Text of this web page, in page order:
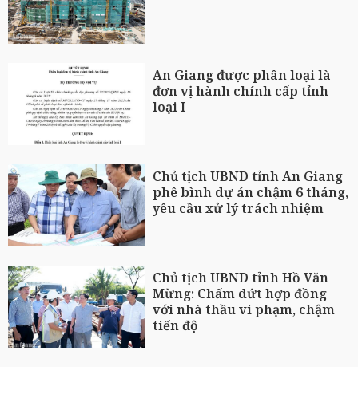
An Giang được phân loại là
đơn vị hành chính cấp tỉnh
loại I
Chủ tịch UBND tỉnh An Giang
phê bình dự án chậm 6 tháng,
yêu cầu xử lý trách nhiệm
Chủ tịch UBND tỉnh Hồ Văn
Mừng: Chấm dứt hợp đồng
với nhà thầu vi phạm, chậm
tiến độ